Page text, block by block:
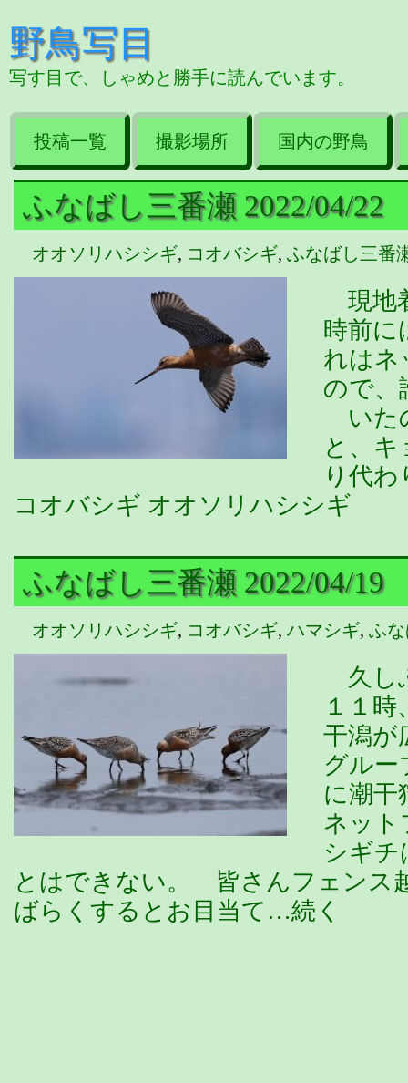
野鳥写目
写す目で、しゃめと勝手に読んでいます。
投稿一覧 撮影場所 国内の野鳥
ふなばし三番瀬 2022/04/22
オオソリハシシギ, コオバシギ, ふなばし三番
現地
時前に
れはネ
ので、
いた
と、
り代
コオバシギ オオソリハシシギ
ふなばし三番瀬 2022/04/19
オオソリハシシギ, コオバシギ, ハマシギ, ふ
久し
１１
干潟
グルー
に潮干
ネット
シギチ
とはできない。 皆さんフェン
ばらくするとお目当て…続く